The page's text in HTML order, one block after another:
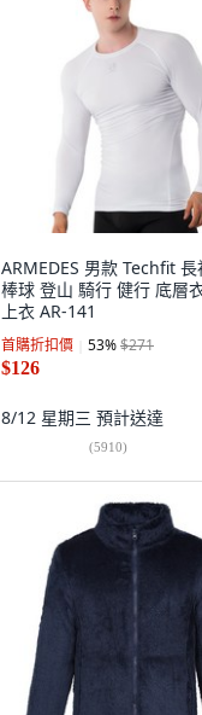
ARMEDES 男款 Techfit
棒球 登山 騎行 健行 底層
上衣 AR-141
首購折扣價 53%$271
$126
8/12 星期三 預計送達
(5910)